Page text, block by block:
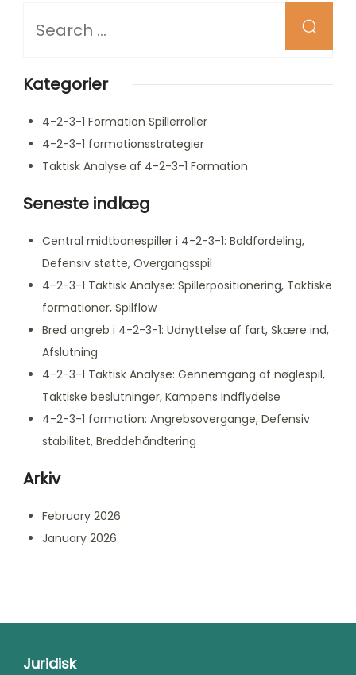
for
Kategorier
4-2-3-1 Formation Spillerroller
4-2-3-1 formationsstrategier
Taktisk Analyse af 4-2-3-1 Formation
Seneste indlæg
Central midtbanespiller i 4-2-3-1: Boldfordeling,
Defensiv støtte, Overgangsspil
4-2-3-1 Taktisk Analyse: Spillerpositionering, Taktiske
formationer, Spilflow
Bred angreb i 4-2-3-1: Udnyttelse af fart, Skære ind,
Afslutning
4-2-3-1 Taktisk Analyse: Gennemgang af nøglespil,
Taktiske beslutninger, Kampens indflydelse
4-2-3-1 formation: Angrebsovergange, Defensiv
stabilitet, Breddehåndtering
Arkiv
February 2026
January 2026
Juridisk